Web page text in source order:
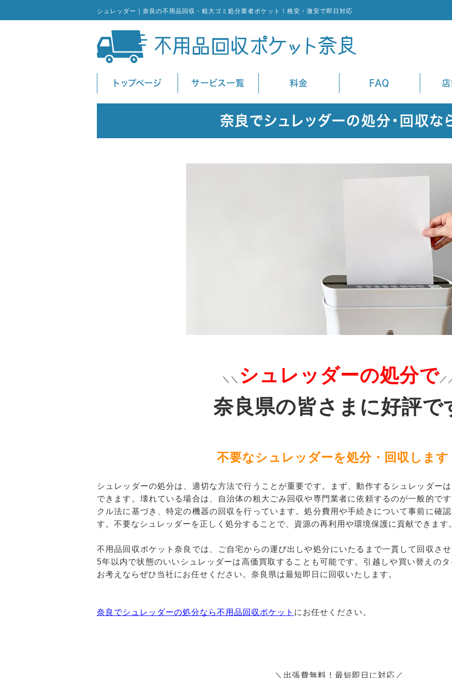
シュレッダー｜奈良の不用品回収・粗大ゴミ処分業者ポケット！格安・激安で即日対応
トップページ サービス一覧 料金 FAQ
奈良でシュレッダーの処分・回収な
＼＼ シュレッダーの処分で ／
奈良県の皆さまに好評で
不要なシュレッダーを処分・回収します
シュレッダーの処分は、適切な方法で行うことが重要です。まず、動作するシュレッダー
できます。壊れている場合は、自治体の粗大ごみ回収や専門業者に依頼するのが一般的で
クル法に基づき、特定の機器の回収を行っています。処分費用や手続きについて事前に確
す。不要なシュレッダーを正しく処分することで、資源の再利用や環境保護に貢献できます
不用品回収ポケット奈良では、ご自宅からの運び出しや処分にいたるまで一貫して回収さ
5年以内で状態のいいシュレッダーは高価買取することも可能です。引越しや買い替えの
お考えならぜひ当社にお任せください。奈良県は最短即日に回収いたします。
奈良でシュレッダーの処分なら不用品回収ポケット にお任せください。
＼出張費無料！最短即日に対応／